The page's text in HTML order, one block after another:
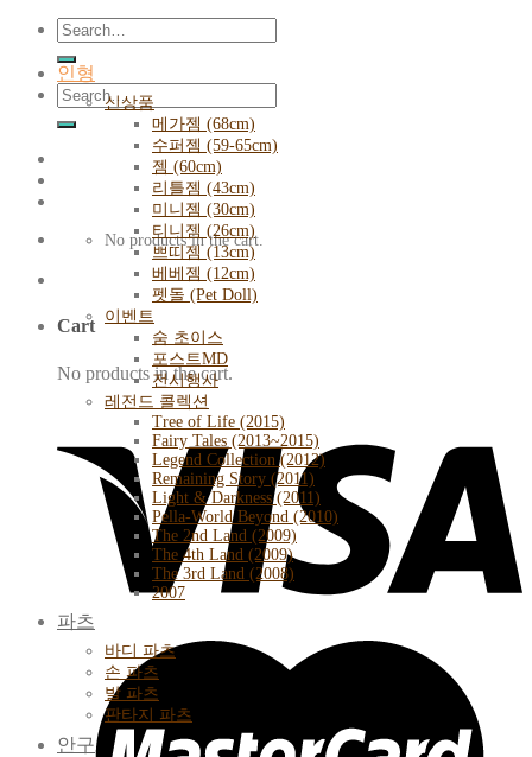
Search
for:
Search
for:
No products in the cart.
Cart
No products in the cart.
인형
신상품
메가젬 (68cm)
수퍼젬 (59-65cm)
젬 (60cm)
리틀젬 (43cm)
미니젬 (30cm)
티니젬 (26cm)
쁘띠젬 (13cm)
베베젬 (12cm)
펫돌 (Pet Doll)
이벤트
숨 초이스
포스트MD
전시행사
레전드 콜렉션
Tree of Life (2015)
Fairy Tales (2013~2015)
Legend Collection (2012)
Remaining Story (2011)
Light & Darkness (2011)
Pella-World Beyond (2010)
The 2nd Land (2009)
The 4th Land (2009)
The 3rd Land (2008)
2007
파츠
바디 파츠
손 파츠
발 파츠
판타지 파츠
안구